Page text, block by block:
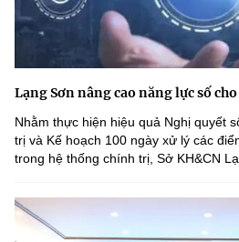
Lạng Sơn nâng cao năng lực số cho
Nhằm thực hiện hiệu quả Nghị quyết
trị và Kế hoạch 100 ngày xử lý các
trong hệ thống chính trị, Sở KH&CN